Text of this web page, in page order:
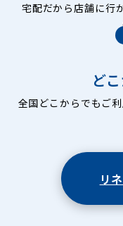
宅配だから店舗に行
ど
全国どこからでもご
リ